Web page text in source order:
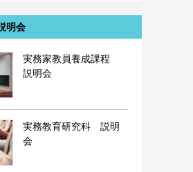
明会
実務家教員養成課程
説明会
実務教育研究科 説明
会